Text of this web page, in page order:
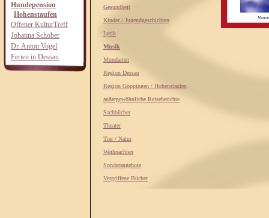
Hundepension
Hohenstaufen
Offener KulturTreff
Johanna Schober
Dr. Anton Vogel
Ferien in Dessau
Gesundheit
Kinder / Jugendgeschichten
Lyrik
Musik
Mundarten
Region Dessau
Region Göppingen / Hohenstaufen
außergewöhnliche Reiseberichte
Sachbücher
Theater
Tier / Natur
Weihnachten
Sonderangebote
Vergriffene Bücher